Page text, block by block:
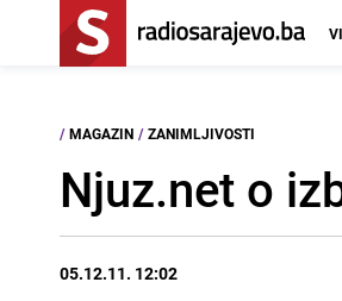
/ MAGAZIN / ZANIMLJIVOSTI
Njuz.net o
05.12.11. 12:02